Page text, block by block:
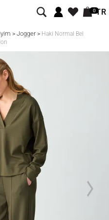
0TR
> Jogger> Haki Normal Bel